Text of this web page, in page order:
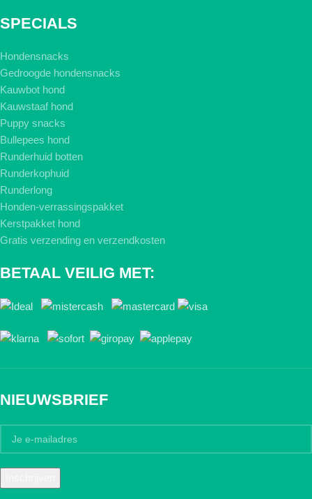
SPECIALS
Hondensnacks
Gedroogde hondensnacks
Kauwbot hond
Kauwstaaf hond
Puppy snacks
Bullepees hond
Runderhuid botten
Runderkophuid
Runderlong
Honden-verrassingspakket
Kerstpakket hond
Gratis verzending en verzendkosten
BETAAL VEILIG MET:
NIEUWSBRIEF